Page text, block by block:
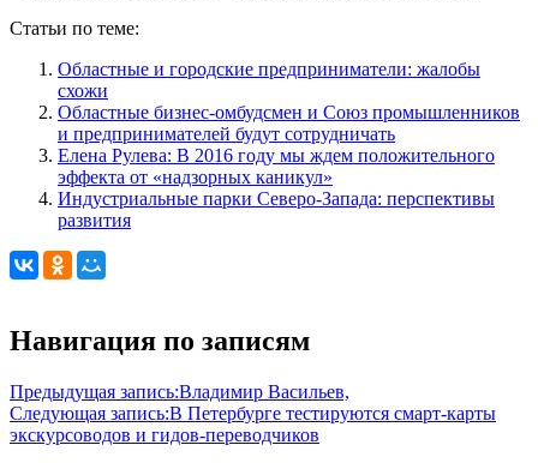
Статьи по теме:
Областные и городские предприниматели: жалобы
схожи
Областные бизнес-омбудсмен и Союз промышленников
и предпринимателей будут сотрудничать
Елена Рулева: В 2016 году мы ждем положительного
эффекта от «надзорных каникул»
Индустриальные парки Северо-Запада: перспективы
развития
Навигация по записям
Предыдущая запись:Владимир Васильев,
Следующая запись:В Петербурге тестируются смарт-карты
экскурсоводов и гидов-переводчиков